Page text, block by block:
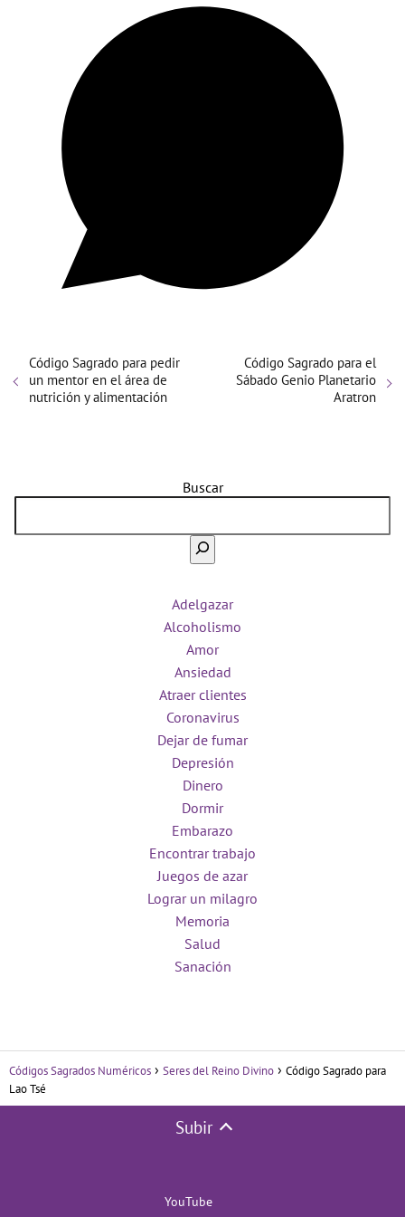
Código Sagrado para pedir
un mentor en el área de
nutrición y alimentación
Código Sagrado para el
Sábado Genio Planetario
Aratron
Buscar
Adelgazar
Alcoholismo
Amor
Ansiedad
Atraer clientes
Coronavirus
Dejar de fumar
Depresión
Dinero
Dormir
Embarazo
Encontrar trabajo
Juegos de azar
Lograr un milagro
Memoria
Salud
Sanación
Códigos Sagrados Numéricos Seres del Reino Divino
Código Sagrado para
Lao Tsé
Subir
YouTube